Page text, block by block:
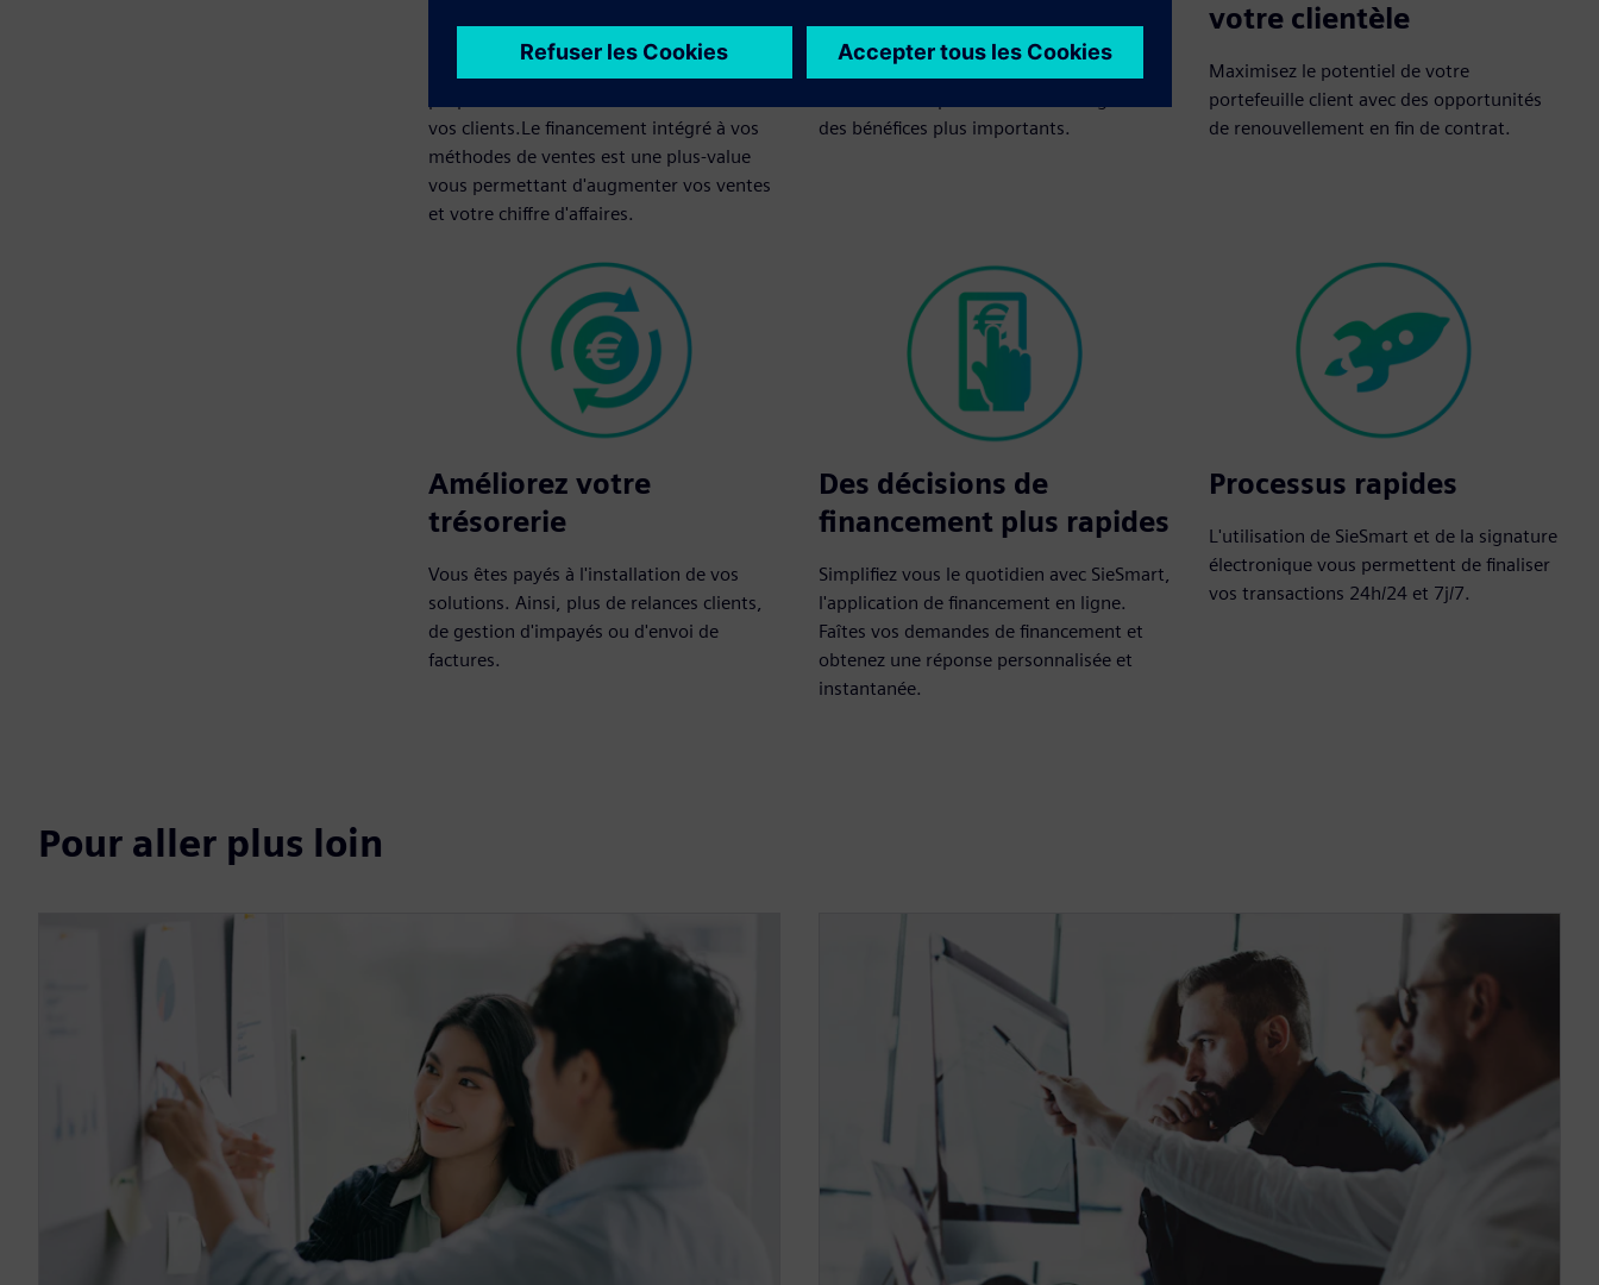
d'affaires
vos clients.Le financement intégré à vos
méthodes de ventes est une plus-value
vous permettant d'augmenter vos ventes
et votre chiffre d'affaires.
rentabilité
Proposer la location vous permet de
des bénéfices plus importants.
votre clientèle
Maximisez le potentiel de votre
portefeuille client avec des opportunités
de renouvellement en fin de contrat.
Améliorez votre
trésorerie
Vous êtes payés à l'installation de vos
solutions. Ainsi, plus de relances clients,
de gestion d'impayés ou d'envoi de
factures.
Des décisions de
financement plus rapides
Simplifiez vous le quotidien avec SieSmart,
l'application de financement en ligne.
Faîtes vos demandes de financement et
obtenez une réponse personnalisée et
instantanée.
Processus rapides
L'utilisation de SieSmart et de la signature
électronique vous permettent de finaliser
vos transactions 24h/24 et 7j/7.
Pour aller plus loin